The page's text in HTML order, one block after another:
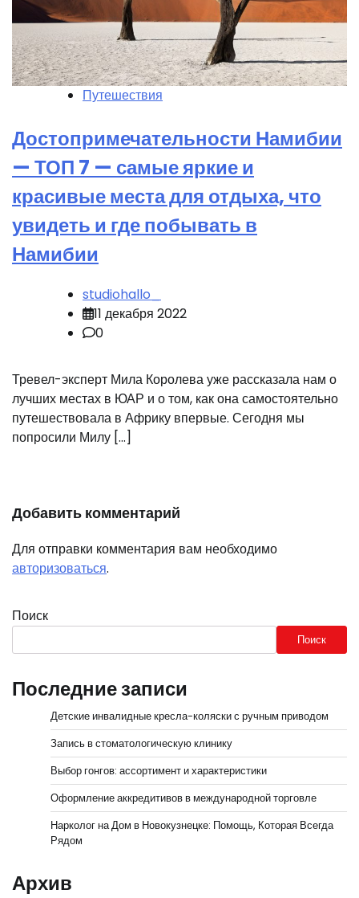
Путешествия
Достопримечательности Намибии
— ТОП 7 — самые яркие и
красивые места для отдыха, что
увидеть и где побывать в
Намибии
studiohallo_
11 декабря 2022
0
Тревел-эксперт Мила Королева уже рассказала нам о
лучших местах в ЮАР и о том, как она самостоятельно
путешествовала в Африку впервые. Сегодня мы
попросили Милу […]
Добавить комментарий
Для отправки комментария вам необходимо
авторизоваться.
Поиск
Поиск
Последние записи
Детские инвалидные кресла-коляски с ручным приводом
Запись в стоматологическую клинику
Выбор гонгов: ассортимент и характеристики
Оформление аккредитивов в международной торговле
Нарколог на Дом в Новокузнецке: Помощь, Которая Всегда
Рядом
Архив